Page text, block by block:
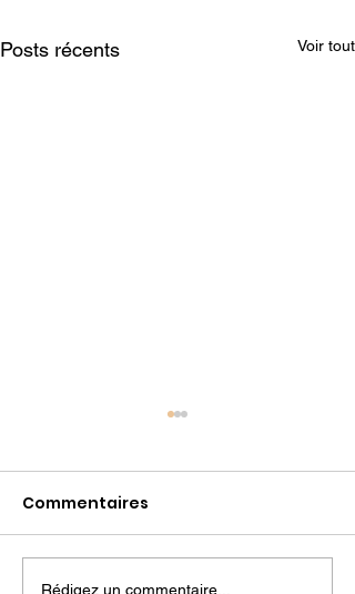
Posts récents Voir tout
Commentaires
Rédigez un commentaire...